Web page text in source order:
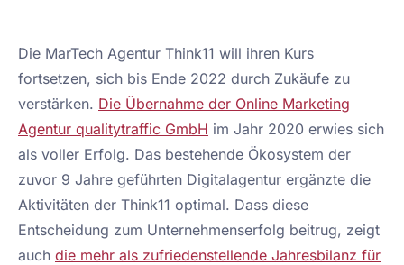
Die MarTech Agentur Think11 will ihren Kurs
fortsetzen, sich bis Ende 2022 durch Zukäufe zu
verstärken. Die Übernahme der Online Marketing
Agentur qualitytraffic GmbH im Jahr 2020 erwies sich
als voller Erfolg. Das bestehende Ökosystem der
zuvor 9 Jahre geführten Digitalagentur ergänzte die
Aktivitäten der Think11 optimal. Dass diese
Entscheidung zum Unternehmenserfolg beitrug, zeigt
auch die mehr als zufriedenstellende Jahresbilanz für